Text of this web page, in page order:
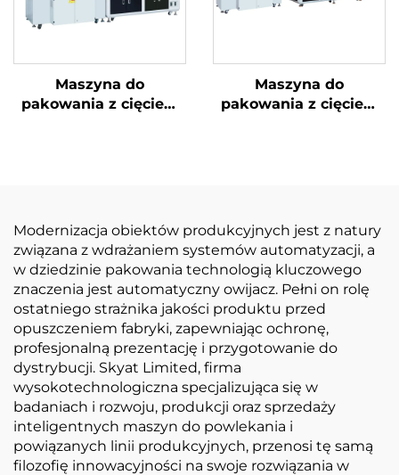
Maszyna do
pakowania z cięciem
Maszyna do
pakowania z cięciem
Modernizacja obiektów produkcyjnych jest z natury
związana z wdrażaniem systemów automatyzacji, a
w dziedzinie pakowania technologią kluczowego
znaczenia jest automatyczny owijacz. Pełni on rolę
ostatniego strażnika jakości produktu przed
opuszczeniem fabryki, zapewniając ochronę,
profesjonalną prezentację i przygotowanie do
dystrybucji. Skyat Limited, firma
wysokotechnologiczna specjalizująca się w
badaniach i rozwoju, produkcji oraz sprzedaży
inteligentnych maszyn do powlekania i
powiązanych linii produkcyjnych, przenosi tę samą
filozofię innowacyjności na swoje rozwiązania w